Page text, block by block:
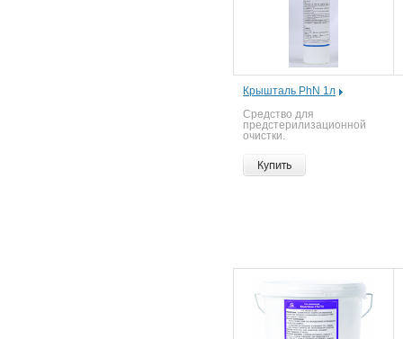
Крышталь PhN 1л
Средство для
предстерилизационной
очистки.
Купить